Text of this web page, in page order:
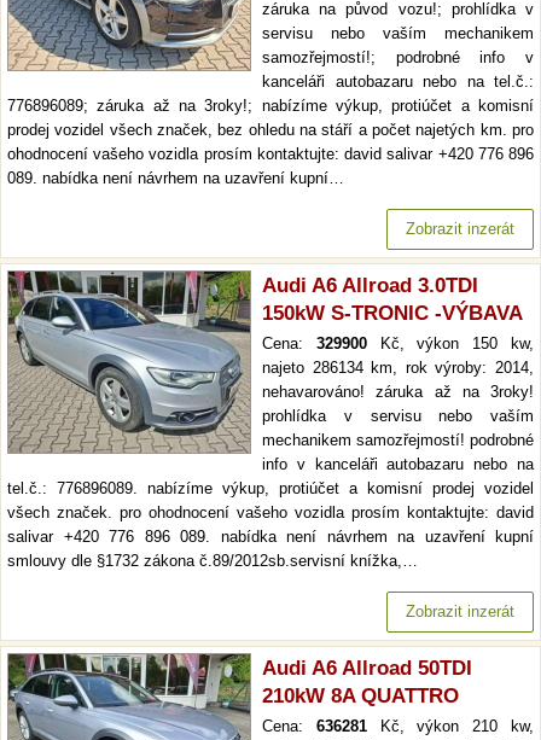
záruka na původ vozu!; prohlídka v
servisu nebo vaším mechanikem
samozřejmostí!; podrobné info v
kanceláři autobazaru nebo na tel.č.:
776896089; záruka až na 3roky!; nabízíme výkup, protiúčet a komisní
prodej vozidel všech značek, bez ohledu na stáří a počet najetých km. pro
ohodnocení vašeho vozidla prosím kontaktujte: david salivar +420 776 896
089. nabídka není návrhem na uzavření kupní…
Zobrazit inzerát
Audi A6 Allroad 3.0TDI
150kW S-TRONIC -VÝBAVA
Cena: 329900Kč, výkon 150 kw,
najeto 286134 km, rok výroby: 2014,
nehavarováno! záruka až na 3roky!
prohlídka v servisu nebo vaším
mechanikem samozřejmostí! podrobné
info v kanceláři autobazaru nebo na
tel.č.: 776896089. nabízíme výkup, protiúčet a komisní prodej vozidel
všech značek. pro ohodnocení vašeho vozidla prosím kontaktujte: david
salivar +420 776 896 089. nabídka není návrhem na uzavření kupní
smlouvy dle §1732 zákona č.89/2012sb.servisní knížka,…
Zobrazit inzerát
Audi A6 Allroad 50TDI
210kW 8A QUATTRO
Cena: 636281Kč, výkon 210 kw,